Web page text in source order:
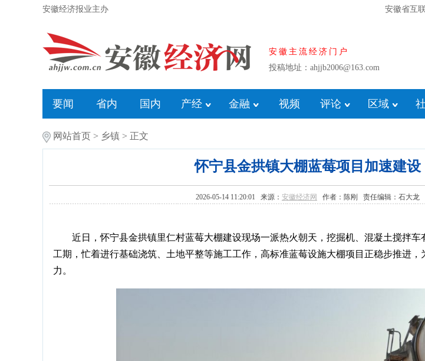
安徽经济报业主办 安徽省互
安徽主流经济门户
投稿地址：ahjjb2006@163.com
要闻 省内 国内 产经 金融 视频 评论 区域
网站首页 > 乡镇 > 正文
怀宁县金拱镇大棚蓝莓项目加速建设
2026-05-14 11:20:01 来源： 安徽经济网 作者：陈刚 责任编辑：石大龙
近日，怀宁县金拱镇里仁村蓝莓大棚建设现场一派热火朝天，挖掘机、混凝土搅拌车
工期，忙着进行基础浇筑、土地平整等施工工作，高标准蓝莓设施大棚项目正稳步推进
力。